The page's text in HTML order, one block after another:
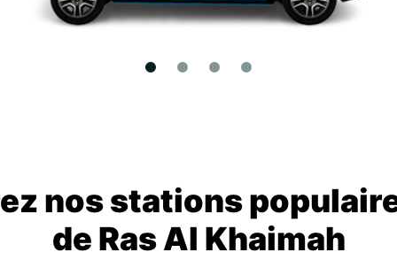
nos stations
de Ras Al Khaimah